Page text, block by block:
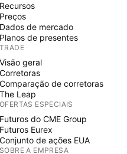
Recursos
Preços
Dados de mercado
Planos de presentes
TRADE
Visão geral
Corretoras
Comparação de corretoras
The Leap
OFERTAS ESPECIAIS
Futuros do CME Group
Futuros Eurex
Conjunto de ações EUA
SOBRE A EMPRESA